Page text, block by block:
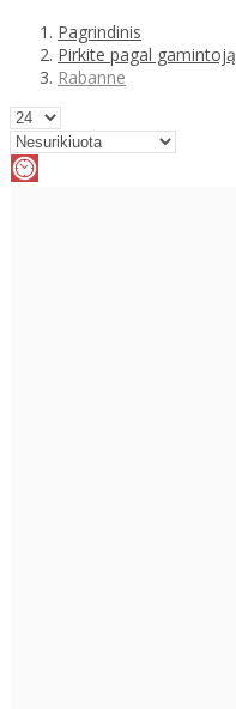
Pagrindinis
Pirkite pagal gamintoją
Rabanne